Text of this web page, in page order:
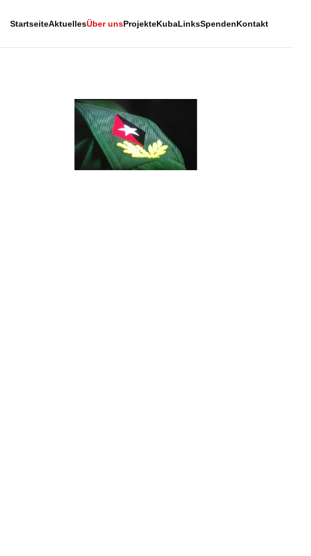
StartseiteAktuellesÜber unsProjekteKubaLinksSpendenKontakt